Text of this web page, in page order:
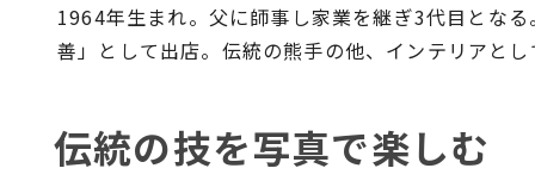
1964年生まれ。父に師事し家業を継ぎ3代目とな
善」として出店。伝統の熊手の他、インテリアと
伝統の技を写真で楽しむ